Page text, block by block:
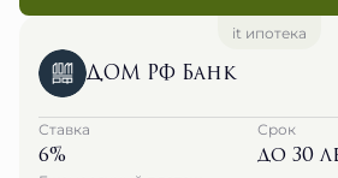
it ипотека
ДОМ РФ Банк
Ставка
6%
Срок
до 30